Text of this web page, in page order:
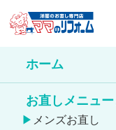
ホーム
お直しメニュ
メンズお直し